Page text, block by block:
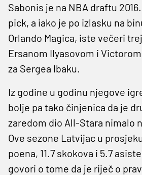
Sabonis je na NBA draftu
pick, a iako je po izlasku na
Orlando Magica, iste večeri
Ersanom Ilyasovom i Victorom
za Sergea Ibaku.
Iz godine u godinu njegove
bolje pa tako činjenica da je
zaredom dio All-Stara nimalo
Ove sezone Latvijac u
poena, 11.7 skokova i 5.7
govori o tome da je riječ o